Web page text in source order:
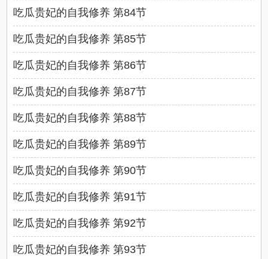
吃瓜贵妃的自我修养 第84节
吃瓜贵妃的自我修养 第85节
吃瓜贵妃的自我修养 第86节
吃瓜贵妃的自我修养 第87节
吃瓜贵妃的自我修养 第88节
吃瓜贵妃的自我修养 第89节
吃瓜贵妃的自我修养 第90节
吃瓜贵妃的自我修养 第91节
吃瓜贵妃的自我修养 第92节
吃瓜贵妃的自我修养 第93节